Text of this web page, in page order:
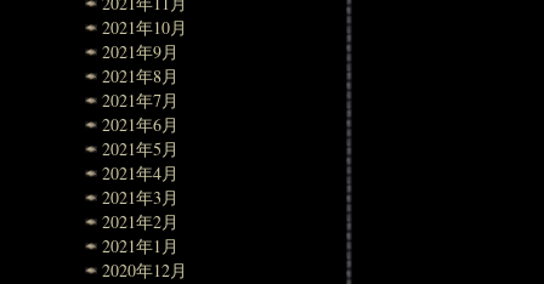
2021年10月
2021年9月
2021年8月
2021年7月
2021年6月
2021年5月
2021年4月
2021年3月
2021年2月
2021年1月
2020年12月